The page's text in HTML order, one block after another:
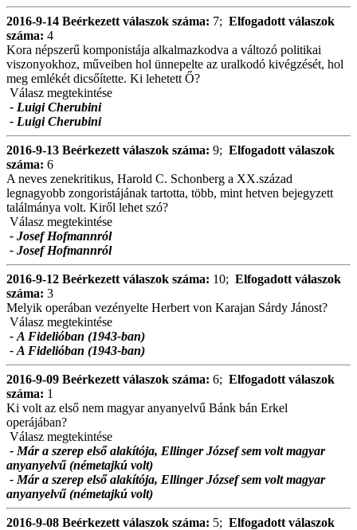
2016-9-14 Beérkezett válaszok száma: 7; Elfogadott válaszok
száma: 4
Kora népszerű komponistája alkalmazkodva a változó politikai
viszonyokhoz, műveiben hol ünnepelte az uralkodó kivégzését, hol
meg emlékét dicsőítette. Ki lehetett Ő?
Válasz megtekintése
- Luigi Cherubini
- Luigi Cherubini
2016-9-13 Beérkezett válaszok száma: 9; Elfogadott válaszok
száma: 6
A neves zenekritikus, Harold C. Schonberg a XX.század
legnagyobb zongoristájának tartotta, több, mint hetven bejegyzett
találmánya volt. Kiről lehet szó?
Válasz megtekintése
- Josef Hofmannról
- Josef Hofmannról
2016-9-12 Beérkezett válaszok száma: 10; Elfogadott válaszok
száma: 3
Melyik operában vezényelte Herbert von Karajan Sárdy Jánost?
Válasz megtekintése
- A Fidelióban (1943-ban)
- A Fidelióban (1943-ban)
2016-9-09 Beérkezett válaszok száma: 6; Elfogadott válaszok
száma: 1
Ki volt az első nem magyar anyanyelvű Bánk bán Erkel
operájában?
Válasz megtekintése
- Már a szerep első alakítója, Ellinger József sem volt magyar
anyanyelvű (németajkú volt)
- Már a szerep első alakítója, Ellinger József sem volt magyar
anyanyelvű (németajkú volt)
2016-9-08 Beérkezett válaszok száma: 5; Elfogadott válaszok